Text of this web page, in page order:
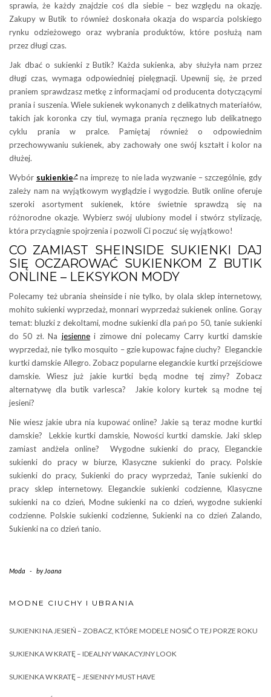
sprawia, że każdy znajdzie coś dla siebie – bez względu na okazję.
Zakupy w Butik to również doskonała okazja do wsparcia polskiego
rynku odzieżowego oraz wybrania produktów, które posłużą nam
przez długi czas.
Jak dbać o sukienki z Butik? Każda sukienka, aby służyła nam przez
długi czas, wymaga odpowiedniej pielęgnacji. Upewnij się, że przed
praniem sprawdzasz metkę z informacjami od producenta dotyczącymi
prania i suszenia. Wiele sukienek wykonanych z delikatnych materiałów,
takich jak koronka czy tiul, wymaga prania ręcznego lub delikatnego
cyklu prania w pralce. Pamiętaj również o odpowiednim
przechowywaniu sukienek, aby zachowały one swój kształt i kolor na
dłużej.
Wybór sukienkie na imprezę to nie lada wyzwanie – szczególnie, gdy
zależy nam na wyjątkowym wyglądzie i wygodzie. Butik online oferuje
szeroki asortyment sukienek, które świetnie sprawdzą się na
różnorodne okazje. Wybierz swój ulubiony model i stwórz stylizację,
która przyciągnie spojrzenia i pozwoli Ci poczuć się wyjątkowo!
CO ZAMIAST SHEINSIDE SUKIENKI DAJ
SIĘ OCZAROWAĆ SUKIENKOM Z BUTIK
ONLINE – LEKSYKON MODY
Polecamy też ubrania sheinside i nie tylko, by olala sklep internetowy,
mohito sukienki wyprzedaż, monnari wyprzedaż sukienek online. Gorąy
temat: bluzki z dekoltami, modne sukienki dla pań po 50, tanie sukienki
do 50 zł. Na jesiennei zimowe dni polecamy Carry kurtki damskie
wyprzedaż, nie tylko mosquito – gzie kupowac fajne ciuchy? Eleganckie
kurtki damskie Allegro. Zobacz popularne eleganckie kurtki przejściowe
damskie. Wiesz już jakie kurtki będą modne tej zimy? Zobacz
alternatywę dla butik varlesca? Jakie kolory kurtek są modne tej
jesieni?
Nie wiesz jakie ubra nia kupować online? Jakie są teraz modne kurtki
damskie? Lekkie kurtki damskie, Nowości kurtki damskie. Jaki sklep
zamiast andżela online? Wygodne sukienki do pracy, Eleganckie
sukienki do pracy w biurze, Klasyczne sukienki do pracy. Polskie
sukienki do pracy, Sukienki do pracy wyprzedaż, Tanie sukienki do
pracy sklep internetowy. Eleganckie sukienki codzienne, Klasyczne
sukienki na co dzień, Modne sukienki na co dzień, wygodne sukienki
codzienne. Polskie sukienki codzienne, Sukienki na co dzień Zalando,
Sukienki na co dzień tanio.
Moda - by Joana
MODNE CIUCHY I UBRANIA
SUKIENKI NA JESIEŃ – ZOBACZ, KTÓRE MODELE NOSIĆ O TEJ PORZE ROKU
SUKIENKA W KRATĘ – IDEALNY WAKACYJNY LOOK
SUKIENKA W KRATĘ – JESIENNY MUST HAVE